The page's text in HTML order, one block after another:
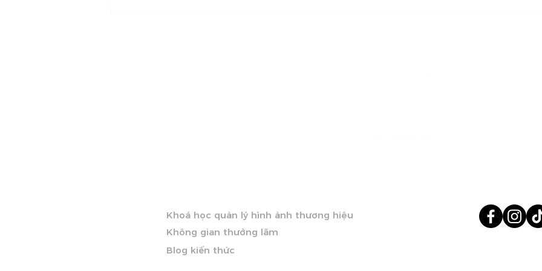
Khoá học quản lý hình ảnh thương hiệu
Không gian thưởng lãm
Blog kiến thức